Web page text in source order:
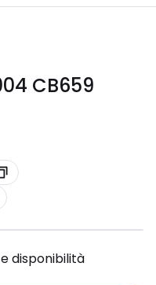
CB659
disponibilità